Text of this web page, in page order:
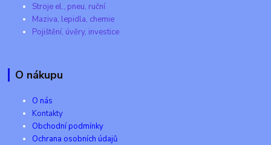
Stroje el., pneu, ruční
Maziva, lepidla, chemie
Pojištění, úvěry, investice
O nákupu
O nás
Kontakty
Obchodní podmínky
Ochrana osobních údajů